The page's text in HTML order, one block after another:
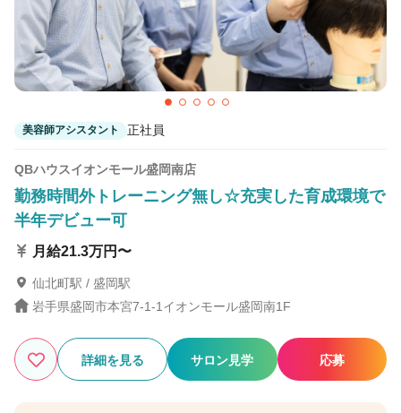
美容師アシスタント 正社員
QBハウスイオンモール盛岡南店
勤務時間外トレーニング無し☆充実した育成環境で
半年デビュー可
月給21.3万円〜
仙北町駅 / 盛岡駅
岩手県盛岡市本宮7-1-1イオンモール盛岡南1F
詳細を見る サロン見学 応募